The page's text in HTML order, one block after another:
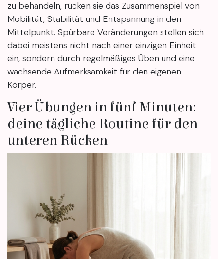
zu behandeln, rücken sie das Zusammenspiel von
Mobilität, Stabilität und Entspannung in den
Mittelpunkt. Spürbare Veränderungen stellen sich
dabei meistens nicht nach einer einzigen Einheit
ein, sondern durch regelmäßiges Üben und eine
wachsende Aufmerksamkeit für den eigenen
Körper.
Vier Übungen in fünf Minuten:
deine tägliche Routine für den
unteren Rücken